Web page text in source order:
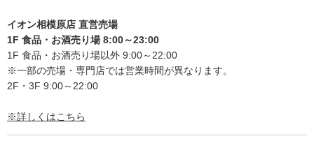
イオン相模原店 直営売場
1F 食品・お酒売り場 8:00～23:00
1F 食品・お酒売り場以外 9:00～22:00
※一部の売場・専門店では営業時間が異なります。
2F・3F 9:00～22:00
※詳しくはこちら